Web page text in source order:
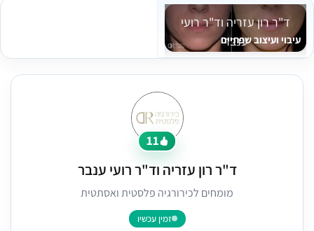
ד"ר רון עזריה וד"ר רועי
ענבר
עיבוי ועיצוב שפתיים
11
ד"ר רון עזריה וד"ר רועי ענבר
מומחים לכירורגיה פלסטית ואסתטית
זמין עכשיו